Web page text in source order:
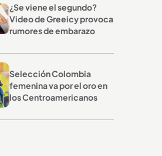
¿Se viene el segundo?
Video de Greeicy provoca
rumores de embarazo
Selección Colombia
femenina va por el oro en
los Centroamericanos